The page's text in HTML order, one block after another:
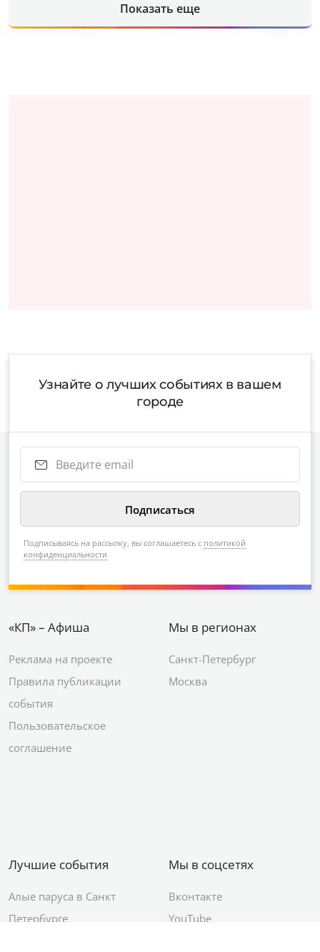
Показать еще
Узнайте о лучших событиях в вашем
городе
Подписываясь на рассылку, вы соглашаетесь с политикой
конфиденциальности
«КП» – Афиша
Реклама на проекте
Правила публикации
события
Пользовательское
соглашение
Мы в регионах
Санкт-Петербург
Москва
Лучшие события
Алые паруса в Санкт
Петербурге
Мы в соцсетях
Вконтакте
YouTube